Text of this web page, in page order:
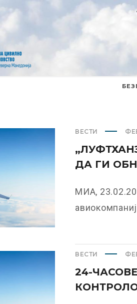
ВЕСТИ
ДА ГИ
МИА,
ВЕСТИ
24-